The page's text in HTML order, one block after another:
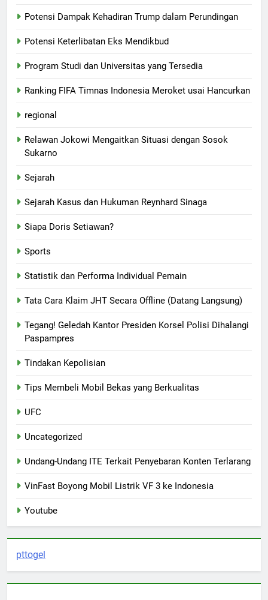
Potensi Dampak Kehadiran Trump dalam Perundingan
Potensi Keterlibatan Eks Mendikbud
Program Studi dan Universitas yang Tersedia
Ranking FIFA Timnas Indonesia Meroket usai Hancurkan
regional
Relawan Jokowi Mengaitkan Situasi dengan Sosok
Sukarno
Sejarah
Sejarah Kasus dan Hukuman Reynhard Sinaga
Siapa Doris Setiawan?
Sports
Statistik dan Performa Individual Pemain
Tata Cara Klaim JHT Secara Offline (Datang Langsung)
Tegang! Geledah Kantor Presiden Korsel Polisi Dihalangi
Paspampres
Tindakan Kepolisian
Tips Membeli Mobil Bekas yang Berkualitas
UFC
Uncategorized
Undang-Undang ITE Terkait Penyebaran Konten Terlarang
VinFast Boyong Mobil Listrik VF 3 ke Indonesia
Youtube
pttogel